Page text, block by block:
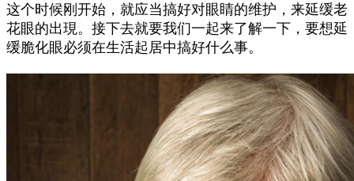
这个时候刚开始，就应当搞好对眼睛的维护，来延缓老
花眼的出現。接下去就要我们一起来了解一下，要想延
缓脆化眼必须在生活起居中搞好什么事。